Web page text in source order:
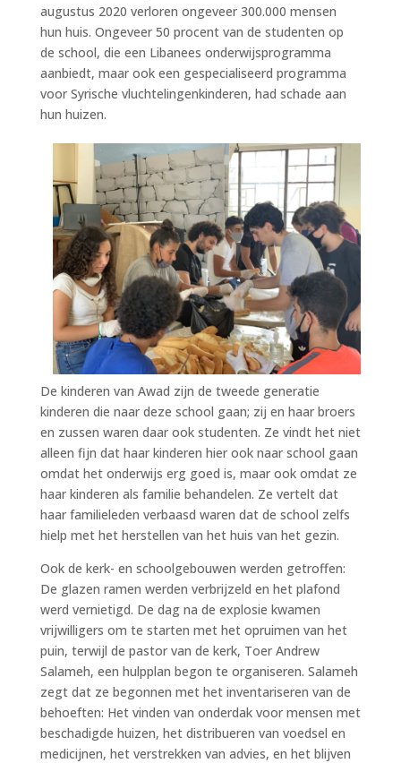
augustus 2020 verloren ongeveer 300.000 mensen
hun huis. Ongeveer 50 procent van de studenten op
de school, die een Libanees onderwijsprogramma
aanbiedt, maar ook een gespecialiseerd programma
voor Syrische vluchtelingenkinderen, had schade aan
hun huizen.
De kinderen van Awad zijn de tweede generatie
kinderen die naar deze school gaan; zij en haar broers
en zussen waren daar ook studenten. Ze vindt het niet
alleen fijn dat haar kinderen hier ook naar school gaan
omdat het onderwijs erg goed is, maar ook omdat ze
haar kinderen als familie behandelen. Ze vertelt dat
haar familieleden verbaasd waren dat de school zelfs
hielp met het herstellen van het huis van het gezin.
Ook de kerk- en schoolgebouwen werden getroffen:
De glazen ramen werden verbrijzeld en het plafond
werd vernietigd. De dag na de explosie kwamen
vrijwilligers om te starten met het opruimen van het
puin, terwijl de pastor van de kerk, Toer Andrew
Salameh, een hulpplan begon te organiseren. Salameh
zegt dat ze begonnen met het inventariseren van de
behoeften: Het vinden van onderdak voor mensen met
beschadigde huizen, het distribueren van voedsel en
medicijnen, het verstrekken van advies, en het blijven